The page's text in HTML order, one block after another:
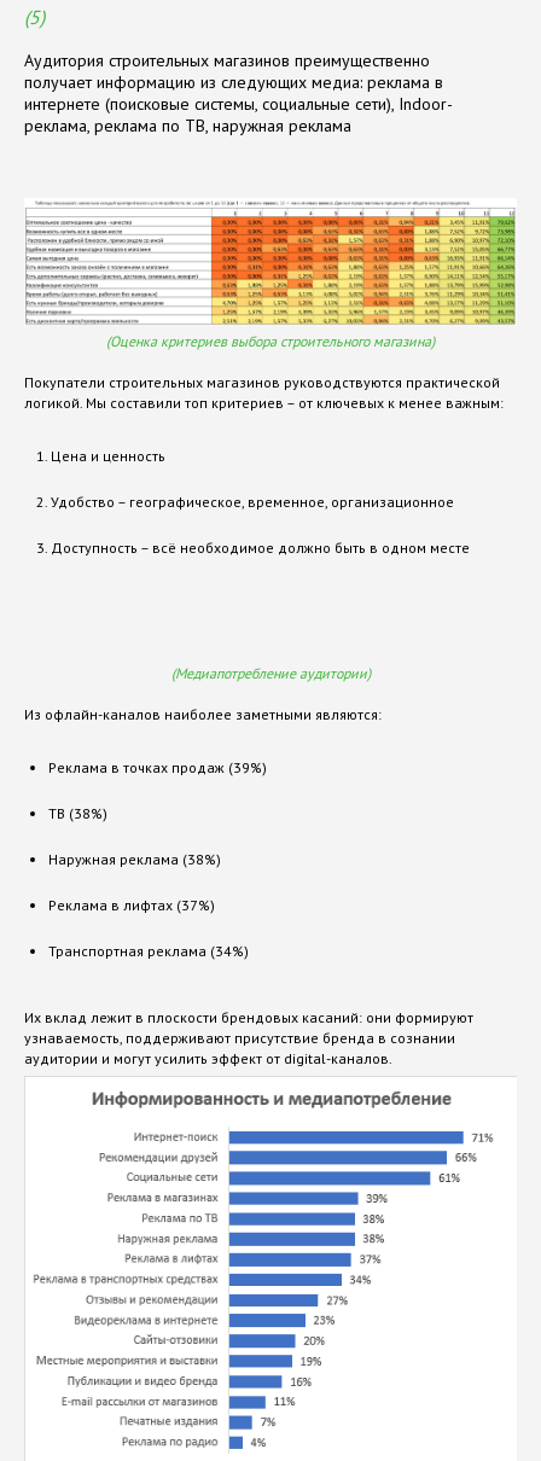
(5)
Аудитория строительных магазинов преимущественно
получает информацию из следующих медиа: реклама в
интернете (поисковые системы, социальные сети), Indoor-
реклама, реклама по ТВ, наружная реклама
(Оценка критериев выбора строительного магазина)
Покупатели строительных магазинов руководствуются практической
логикой. Мы составили топ критериев – от ключевых к менее важным:
Цена и ценность
Удобство – географическое, временное, организационное
Доступность – всё необходимое должно быть в одном месте
(Медиапотребление аудитории)
Из офлайн-каналов наиболее заметными являются:
Реклама в точках продаж (39%)
ТВ (38%)
Наружная реклама (38%)
Реклама в лифтах (37%)
Транспортная реклама (34%)
Их вклад лежит в плоскости брендовых касаний: они формируют
узнаваемость, поддерживают присутствие бренда в сознании
аудитории и могут усилить эффект от digital-каналов.
ердиктAMG
Хотите также?